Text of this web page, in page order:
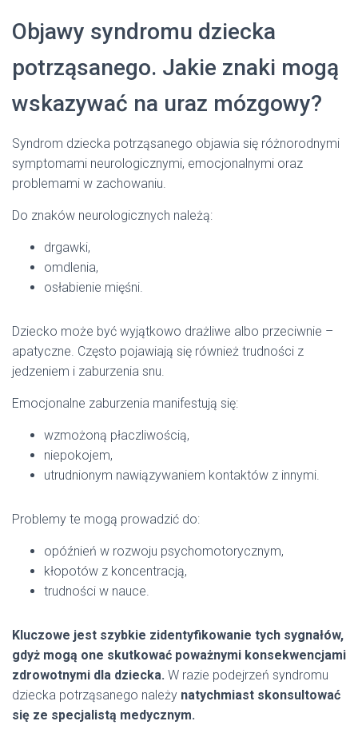
Objawy syndromu dziecka
potrząsanego. Jakie znaki mogą
wskazywać na uraz mózgowy?
Syndrom dziecka potrząsanego objawia się różnorodnymi
symptomami neurologicznymi, emocjonalnymi oraz
problemami w zachowaniu.
Do znaków neurologicznych należą:
drgawki,
omdlenia,
osłabienie mięśni.
Dziecko może być wyjątkowo drażliwe albo przeciwnie –
apatyczne. Często pojawiają się również trudności z
jedzeniem i zaburzenia snu.
Emocjonalne zaburzenia manifestują się:
wzmożoną płaczliwością,
niepokojem,
utrudnionym nawiązywaniem kontaktów z innymi.
Problemy te mogą prowadzić do:
opóźnień w rozwoju psychomotorycznym,
kłopotów z koncentracją,
trudności w nauce.
Kluczowe jest szybkie zidentyfikowanie tych sygnałów,
gdyż mogą one skutkować poważnymi konsekwencjami
zdrowotnymi dla dziecka. W razie podejrzeń syndromu
dziecka potrząsanego należy natychmiast skonsultować
się ze specjalistą medycznym.